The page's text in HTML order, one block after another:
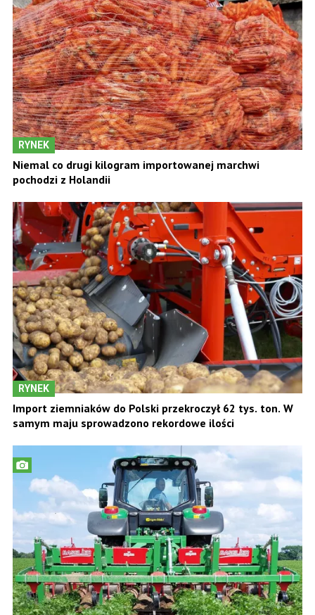
RYNEK
Niemal co drugi kilogram importowanej marchwi
pochodzi z Holandii
RYNEK
Import ziemniaków do Polski przekroczył 62 tys. ton. W
samym maju sprowadzono rekordowe ilości